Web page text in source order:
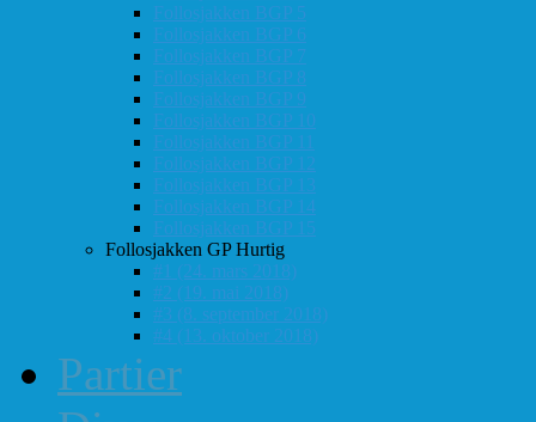
Follosjakken BGP 5
Follosjakken BGP 6
Follosjakken BGP 7
Follosjakken BGP 8
Follosjakken BGP 9
Follosjakken BGP 10
Follosjakken BGP 11
Follosjakken BGP 12
Follosjakken BGP 13
Follosjakken BGP 14
Follosjakken BGP 15
Follosjakken GP Hurtig
#1 (24. mars 2018)
#2 (19. mai 2018)
#3 (8. september 2018)
#4 (13. oktober 2018)
Partier